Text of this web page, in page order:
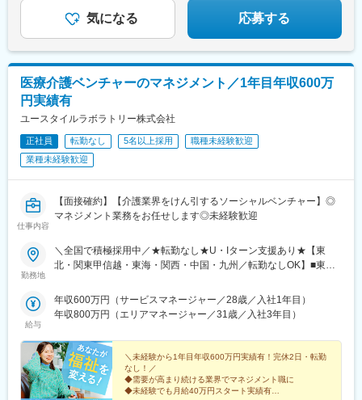
在地はHP参照⇒養成期間後の勤務地は現在お住まいの地域又はジ
ェネラルマネージャーと相談の上決定◆引越し手当支給・家賃無
料の借り上げ社宅提供☆早期キャリアアップしたい方に最適なポ
ジション
気になる 応募する
医療介護ベンチャーのマネジメント／1年目年収600万
円実績有
ユースタイルラボラトリー株式会社
正社員 転勤なし 5名以上採用
職種未経験歓迎
業種未経験歓迎
仕事内容
【面接確約】【介護業界をけん引するソーシャルベンチャー】◎
マネジメント業務をお任せします◎未経験歓迎
勤務地
＼全国で積極採用中／★転勤なし★U・Iターン支援あり★【東
北・関東甲信越・東海・関西・中国・九州／転勤なしOK】■東北
木、群馬、埼玉、千葉、東京、神奈川、新潟、富山、山梨、長野■
東海／岐阜、静岡、愛知、三重■関西／滋賀、京都、大阪、兵庫、
奈良、和歌山■中国・四国／岡山、広島、山口、徳島、香川、愛
沖縄★【エリア勤務希望・移住希望の方優遇】：サポート制度も
充実していますので、現在のお住まいに関わらずご希望をお知ら
せください！☆『寮費無料プラン』あり（規定有）：下記勤務地
希望・移住希望の方はお気軽にご相談ください！※【北海道】【東
給与
年収600万円（サービスマネージャー／28歳／入社1年目）
年収800万円（エリアマネージャー／31歳／入社3年目）
＼未経験から1年目年収600万円実績有！完休2日・転勤
なし！／
◆需要が高まり続ける業界でマネジメント職に
◆未経験でも月給40万円スタート実績有